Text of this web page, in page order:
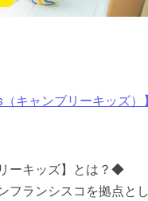
（キャンブリーキッズ）】
ーキッズ】とは？◆
フランシスコを拠点と